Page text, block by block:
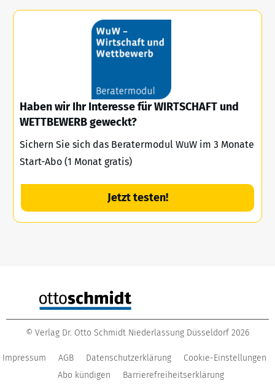
Haben wir Ihr Interesse für WIRTSCHAFT und
WETTBEWERB geweckt?
Sichern Sie sich das Beratermodul WuW im 3 Monate
Start-Abo (1 Monat gratis)
Jetzt testen!
© Verlag Dr. Otto Schmidt Niederlassung Düsseldorf 2026
Impressum AGB Datenschutzerklärung
Cookie-Einstellungen
Abo kündigen
Barrierefreiheitserklärung